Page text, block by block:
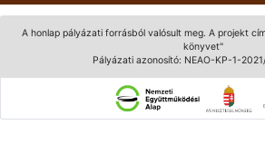
A honlap pályázati forrásból valósult meg. A projekt
könyvet"
Pályázati azonosító: NEAO-KP-1-